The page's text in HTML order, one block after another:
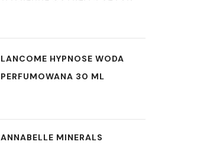
LANCOME HYPNOSE WODA
PERFUMOWANA 30 ML
ANNABELLE MINERALS